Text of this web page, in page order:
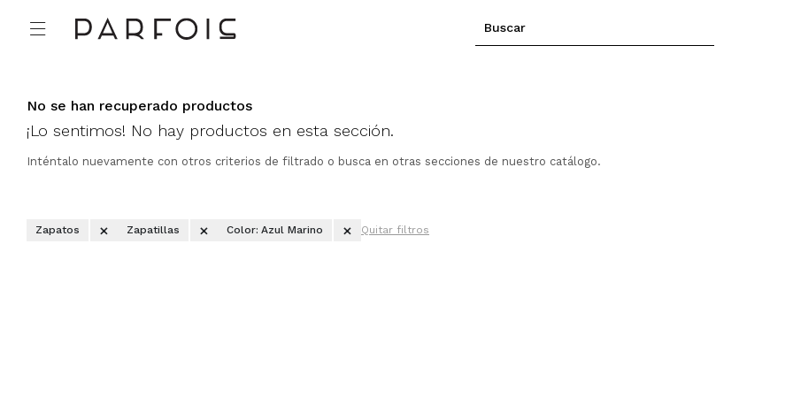

No se han recuperado productos
¡Lo sentimos! No hay productos en esta sección.
Inténtalo nuevamente con otros criterios de filtrado o busca en otras secciones de nuestro catálogo.
Zapatos Zapatillas Color: Azul Marino Quitar filtros